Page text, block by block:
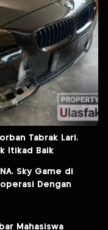
Tabrak Lari,
Itikad Baik
Sky Game di
Dengan
Mahasiswa